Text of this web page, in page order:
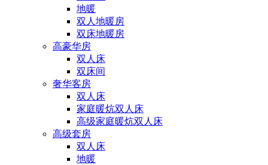
地暖
双人地暖房
双床地暖房
高豪华房
双人床
双床间
奢华客房
双人床
家庭暖炕双人床
高级家庭暖炕双人床
高级套房
双人床
地暖